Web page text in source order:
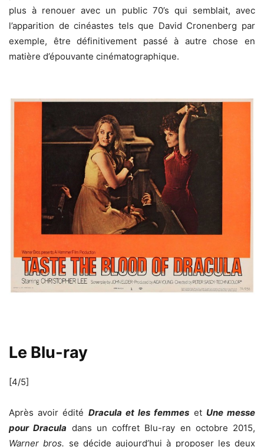
plus à renouer avec un public 70’s qui semblait, avec
l’apparition de cinéastes tels que David Cronenberg par
exemple, être définitivement passé à autre chose en
matière d’épouvante cinématographique.
Le Blu-ray
[4/5]
Après avoir édité Dracula et les femmes et Une messe
pour Dracula dans un coffret Blu-ray en octobre 2015,
Warner bros. se décide aujourd’hui à proposer les deux